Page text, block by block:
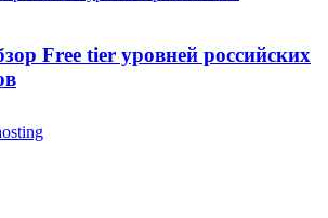
Free tier уровней российских